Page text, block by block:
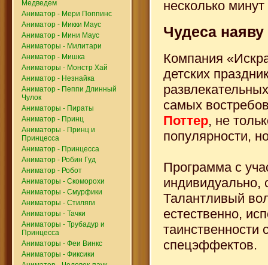
Медведем
Аниматор - Мери Поппинс
Аниматор - Микки Маус
Аниматор - Мини Маус
Аниматоры - Милитари
Аниматор - Мишка
Аниматоры - Монстр Хай
Аниматор - Незнайка
Аниматор - Пеппи Длинный
Чулок
Аниматоры - Пираты
Аниматор - Принц
Аниматоры - Принц и
Принцесса
Аниматор - Принцесса
Аниматор - Робин Гуд
Аниматор - Робот
Аниматоры - Скоморохи
Аниматоры - Смурфики
Аниматоры - Стиляги
Аниматоры - Тачки
Аниматоры - Трубадур и
Принцесса
Аниматоры - Феи Винкс
Аниматоры - Фиксики
несколько
Чудеса наяву
Компания
детских
самых
Поттер, не
популярности,
Программа с
индивидуально,
Талантливый
естественно,
спецэффектов.